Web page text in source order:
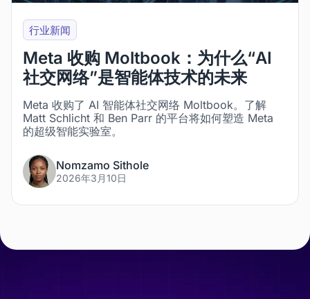
行业新闻
Meta 收购 Moltbook：为什么“AI
社交网络”是智能体技术的未来
Meta 收购了 AI 智能体社交网络 Moltbook。了解
Matt Schlicht 和 Ben Parr 的平台将如何塑造 Meta
的超级智能实验室。
Nomzamo Sithole
2026年3月10日